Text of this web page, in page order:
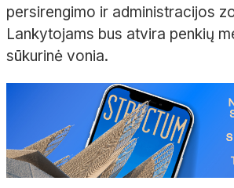
persirengimo ir administracijos
Lankytojams bus atvira penkių
sūkurinė vonia.